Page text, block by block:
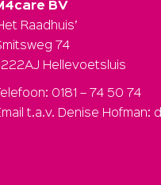
BV
Raadhuis’
74
Hellevoetsluis
Telefoon: 0181 – 74 50 74
t.a.v. Denise Hofman: